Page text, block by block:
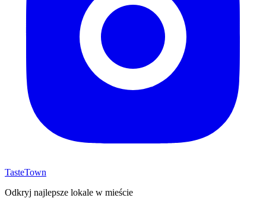
TasteTown
Odkryj najlepsze lokale w mieście